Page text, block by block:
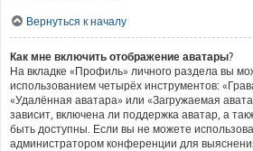
Вернуться к началу
Как мне включить отображение аватары?
На вкладке «Профиль» личного раздела вы
использованием четырёх инструментов:
«Удалённая аватара» или «Загружаемая
зависит, включена ли поддержка аватар, а
быть доступны. Если вы не можете
администратором конференции для